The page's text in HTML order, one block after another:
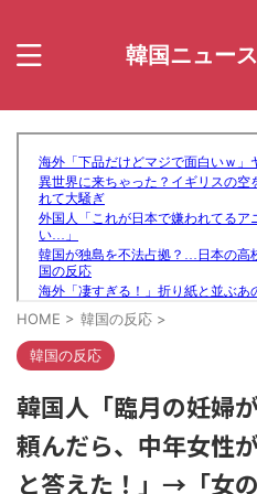
韓国ニュー
HOME > 韓国の反応 >
韓国の反応
韓国人「臨月の妊婦
頼んだら、中年女性
と答えた！」→「女